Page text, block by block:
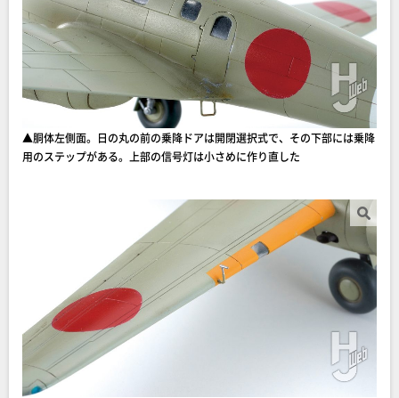
▲胴体左側面。日の丸の前の乗降ドアは開閉選択式で、その下部には乗降
用のステップがある。上部の信号灯は小さめに作り直した